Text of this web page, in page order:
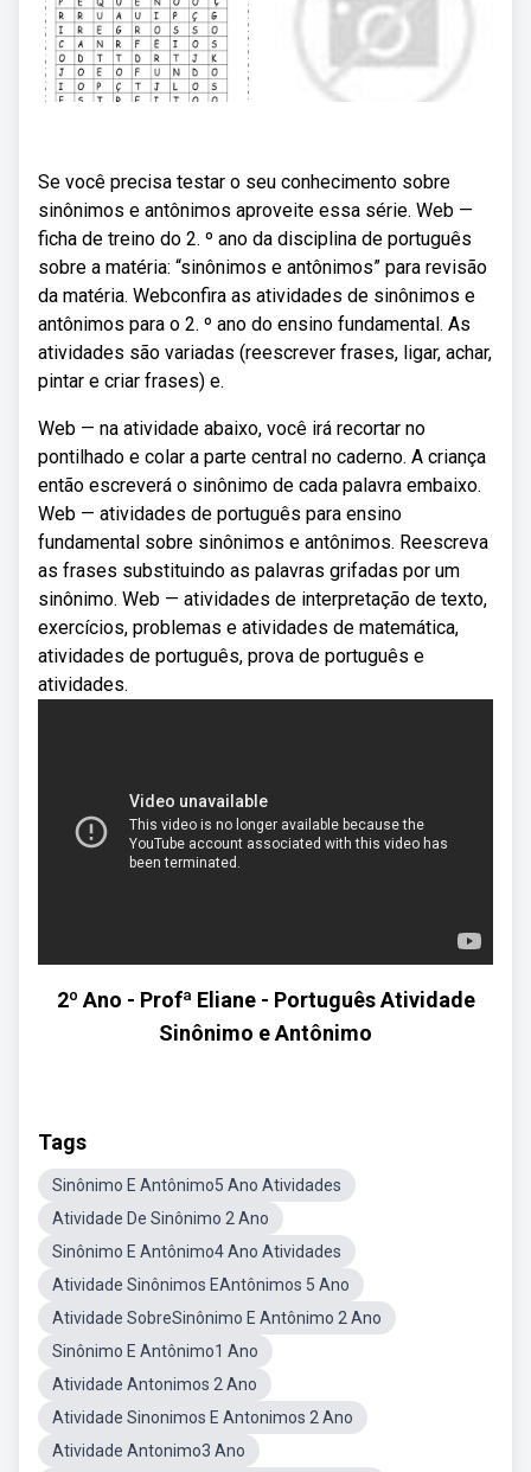
Se você precisa testar o seu conhecimento sobre
sinônimos e antônimos aproveite essa série. Web —
ficha de treino do 2. º ano da disciplina de português
sobre a matéria: “sinônimos e antônimos” para revisão
da matéria. Webconfira as atividades de sinônimos e
antônimos para o 2. º ano do ensino fundamental. As
atividades são variadas (reescrever frases, ligar, achar,
pintar e criar frases) e.
Web — na atividade abaixo, você irá recortar no
pontilhado e colar a parte central no caderno. A criança
então escreverá o sinônimo de cada palavra embaixo.
Web — atividades de português para ensino
fundamental sobre sinônimos e antônimos. Reescreva
as frases substituindo as palavras grifadas por um
sinônimo. Web — atividades de interpretação de texto,
exercícios, problemas e atividades de matemática,
atividades de português, prova de português e
atividades.
2º Ano - Profª Eliane - Português Atividade
Sinônimo e Antônimo
Tags
Sinônimo E Antônimo5 Ano Atividades
Atividade De Sinônimo 2 Ano
Sinônimo E Antônimo4 Ano Atividades
Atividade Sinônimos EAntônimos 5 Ano
Atividade SobreSinônimo E Antônimo 2 Ano
Sinônimo E Antônimo1 Ano
Atividade Antonimos 2 Ano
Atividade Sinonimos E Antonimos 2 Ano
Atividade Antonimo3 Ano